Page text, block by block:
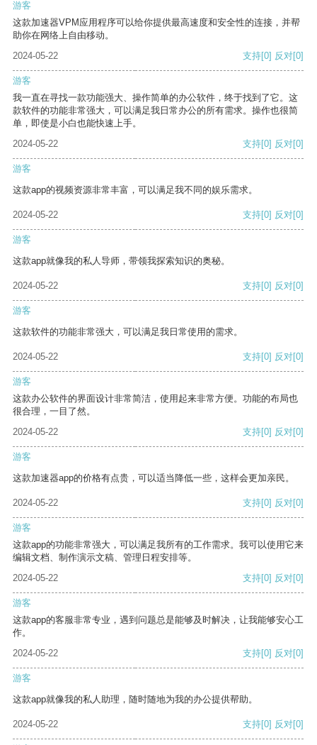
游客
这款加速器VPM应用程序可以给你提供最高速度和安全性的连接，并帮
助你在网络上自由移动。
2024-05-22
支持[0] 反对[0]
游客
我一直在寻找一款功能强大、操作简单的办公软件，终于找到了它。这
款软件的功能非常强大，可以满足我日常办公的所有需求。操作也很简
单，即使是小白也能快速上手。
2024-05-22
支持[0] 反对[0]
游客
这款app的视频资源非常丰富，可以满足我不同的娱乐需求。
2024-05-22 支持[0] 反对[0]
游客
这款app就像我的私人导师，带领我探索知识的奥秘。
2024-05-22 支持[0] 反对[0]
游客
这款软件的功能非常强大，可以满足我日常使用的需求。
2024-05-22 支持[0] 反对[0]
游客
这款办公软件的界面设计非常简洁，使用起来非常方便。功能的布局也
很合理，一目了然。
2024-05-22
支持[0] 反对[0]
游客
这款加速器app的价格有点贵，可以适当降低一些，这样会更加亲民。
2024-05-22 支持[0] 反对[0]
游客
这款app的功能非常强大，可以满足我所有的工作需求。我可以使用它来
编辑文档、制作演示文稿、管理日程安排等。
2024-05-22
支持[0] 反对[0]
游客
这款app的客服非常专业，遇到问题总是能够及时解决，让我能够安心工
作。
2024-05-22
支持[0] 反对[0]
游客
这款app就像我的私人助理，随时随地为我的办公提供帮助。
2024-05-22 支持[0] 反对[0]